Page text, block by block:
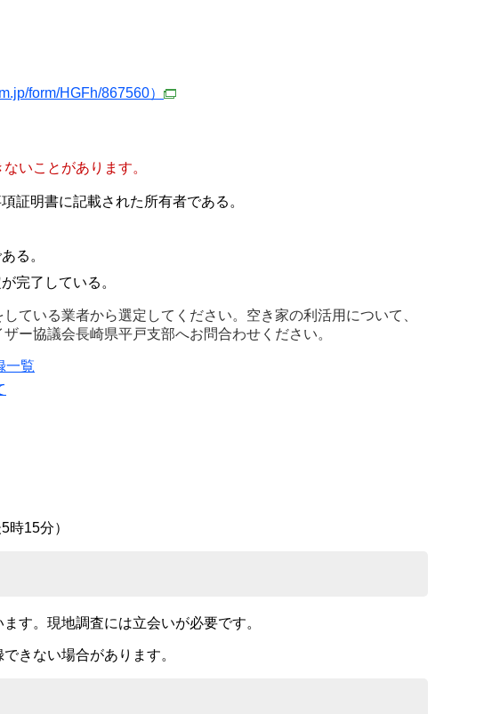
form/HGFh/867560）
いことがあります。
証明書に記載された所有者である。
る。
完了している。
ている業者から選定してください。空き家の利活用について、
ー協議会長崎県平戸支部へお問合わせください。
一覧
15分）
す。現地調査には立会いが必要です。
きない場合があります。